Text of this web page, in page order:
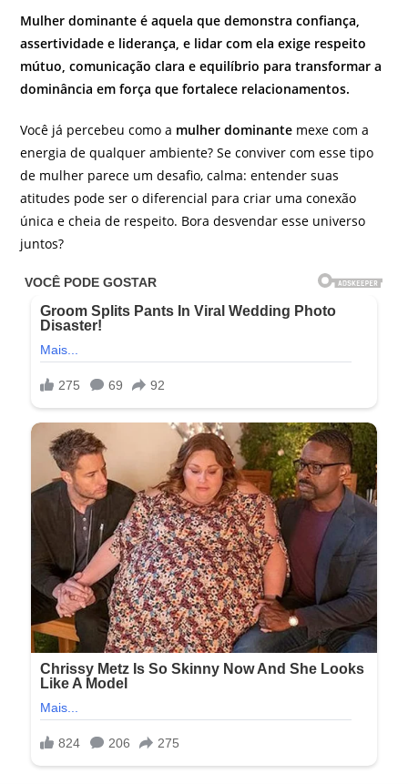
Mulher dominante é aquela que demonstra confiança,
assertividade e liderança, e lidar com ela exige respeito
mútuo, comunicação clara e equilíbrio para transformar a
dominância em força que fortalece relacionamentos.
Você já percebeu como a mulher dominante mexe com a
energia de qualquer ambiente? Se conviver com esse tipo
de mulher parece um desafio, calma: entender suas
atitudes pode ser o diferencial para criar uma conexão
única e cheia de respeito. Bora desvendar esse universo
juntos?